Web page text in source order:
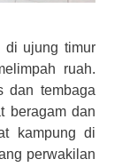
di ujung timur
ruah.
dan tembaga
beragam dan
kampung di
perwakilan